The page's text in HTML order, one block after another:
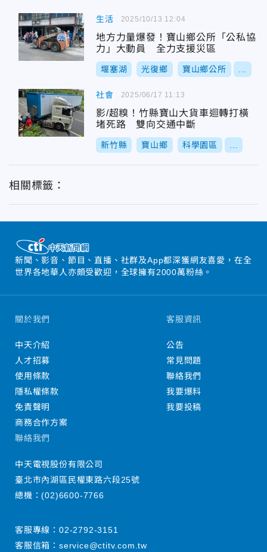
生活
地方力量爆發！寶山鄉公所「公私協
力」大動員 全力支援災區
堰塞湖 光復鄉 寶山鄉公所
2025/10/13 12:04
社會
影/超糗！竹縣寶山大貨車迴轉打橫
堵死路 雙向交通中斷
新竹縣 寶山鄉 科學園區
2025/06/17 11:13
相關標籤：
新聞、影音、節目、直播、社群及App都深獲網友喜愛，在全
世界各地華人亦頗受歡迎，全球擁有2000萬粉絲。
關於我們
中天介紹
人才招募
使用條款
隱私權條款
免責聲明
商務合作方案
客服資訊
公告
常見問題
聯絡我們
我要爆料
我要投稿
聯絡我們
中天電視股份有限公司
臺北市內湖區民權東路六段25號
總機：(02)6600-7766
客服專線： 02-2792-3151
客服信箱： service@ctitv.com.tw